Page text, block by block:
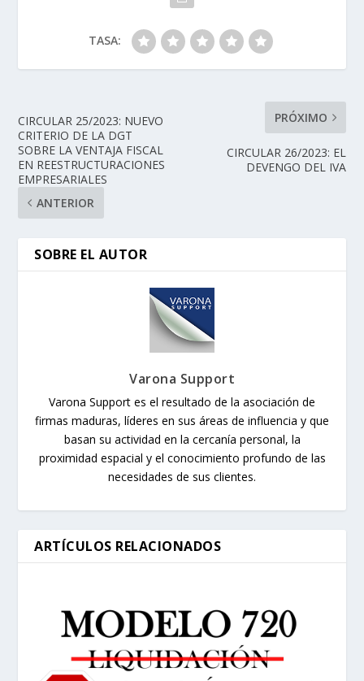
TASA:
CIRCULAR 25/2023: NUEVO
CRITERIO DE LA DGT
SOBRE LA VENTAJA FISCAL
EN REESTRUCTURACIONES
EMPRESARIALES
ANTERIOR
PRÓXIMO
CIRCULAR 26/2023: EL
DEVENGO DEL IVA
SOBRE EL AUTOR
Varona Support
Varona Support es el resultado de la asociación de
firmas maduras, líderes en sus áreas de influencia y que
basan su actividad en la cercanía personal, la
proximidad espacial y el conocimiento profundo de las
necesidades de sus clientes.
ARTÍCULOS RELACIONADOS